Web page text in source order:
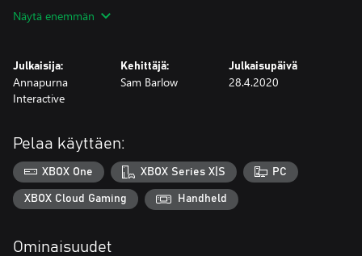
Näytä enemmän
Julkaisija:
Annapurna
Interactive
Kehittäjä:
Sam Barlow
Julkaisupäivä
28.4.2020
Pelaa käyttäen:
XBOX One XBOX Series X|S PC
XBOX Cloud Gaming Handheld
Ominaisuudet